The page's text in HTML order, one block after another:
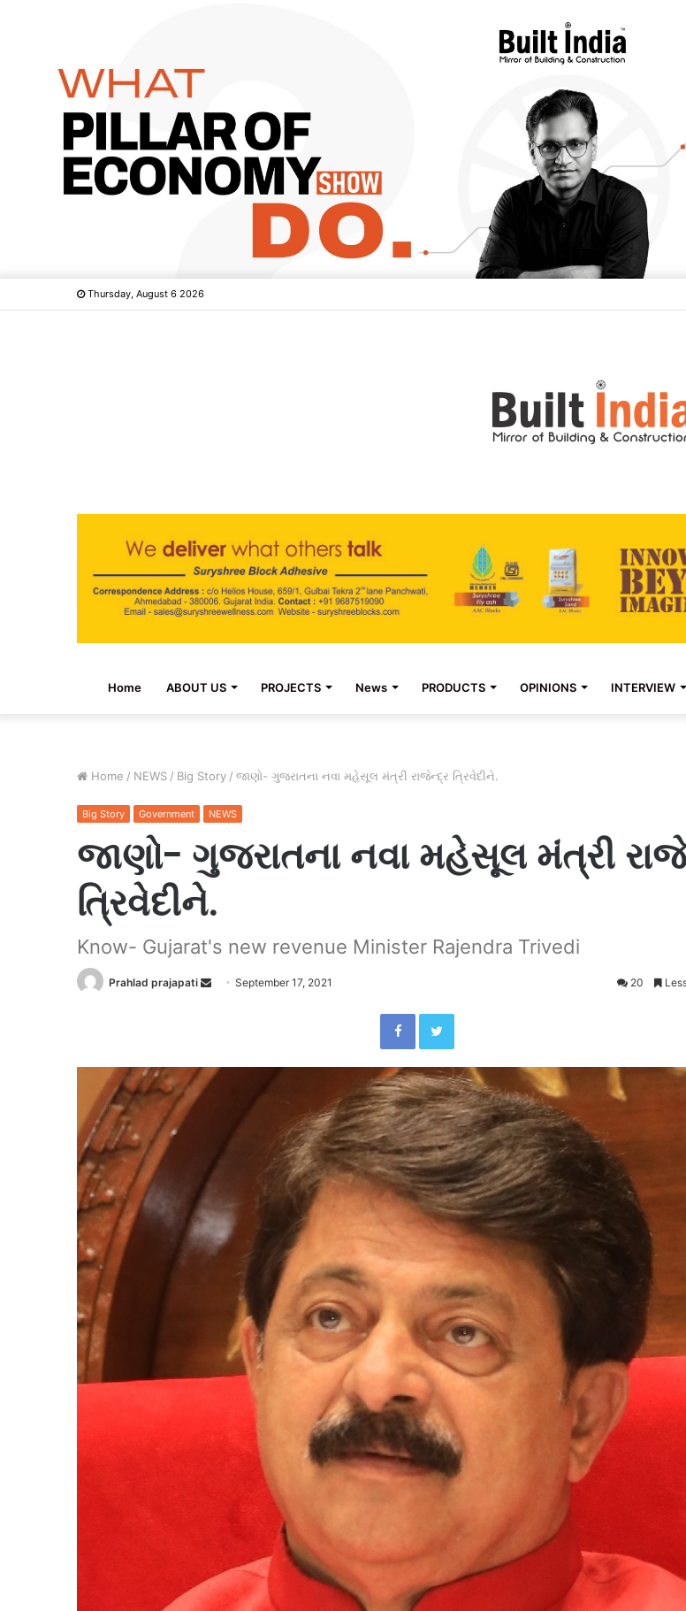
Thursday, August 6 2026
Home ABOUT US PROJECTS News PRODUCTS OPINIONS INTERVIEW
Home / NEWS / Big Story / જાણો- ગુજરાતના નવા મહેસૂલ મંત્રી રાજેન્દ્ર ત્રિવેદીને.
Big Story Government NEWS
જાણો- ગુજરાતના નવા મહેસૂલ મંત્રી
ત્રિવેદીને.
Know- Gujarat's new revenue Minister Rajendra Trivedi
Prahlad prajapati
SendSeptember 17, 2021 20
FacebookTwitter